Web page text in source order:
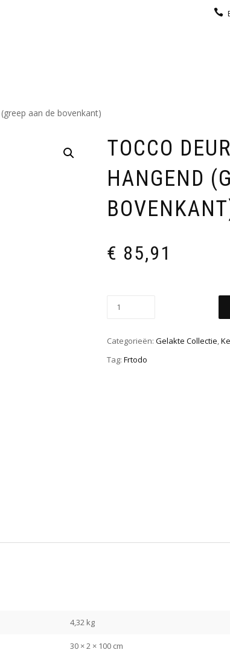
aan de bovenkant)
TOCCO
HANGEND
€ 85,91
Categorieën: Gelakte Collectie,
Tag: Frtodo
4,32 kg
30 × 2 × 100 cm